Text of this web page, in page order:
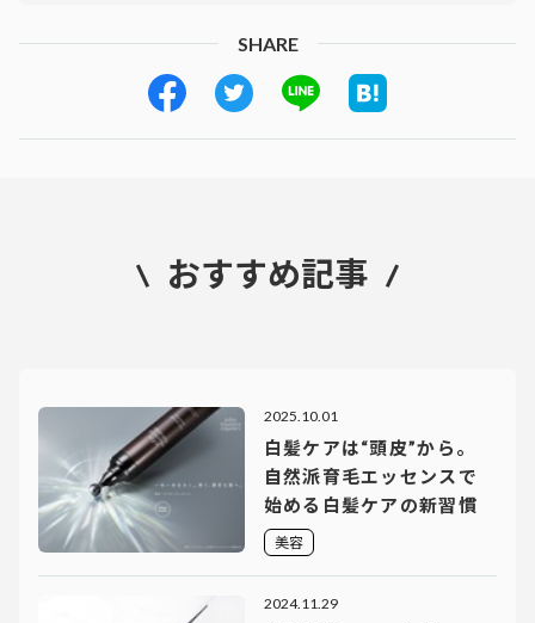
SHARE
おすすめ記事
2025.10.01
白髪ケアは“頭皮”から。
自然派育毛エッセンスで
始める白髪ケアの新習慣
美容
2024.11.29